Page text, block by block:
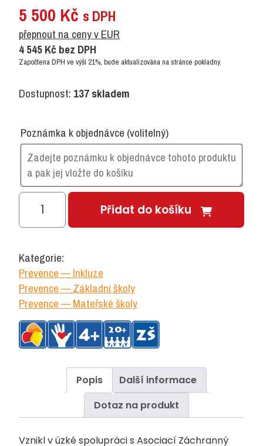
5 500 Kč s DPH
přepnout na ceny v EUR
4 545Kč bez DPH
Započtena DPH ve výši 21%, bude aktualizována na stránce pokladny.
Dostupnost: 137 skladem
Poznámka k objednávce (volitelný)
„PovídejŽížalo“
II.-
Záchranářský
kufřík
množství
Přidat do košíku
Kategorie:
Prevence — Inkluze
Prevence — Základní školy
Prevence — Mateřské školy
Popis
Další informace
Dotaz na produkt
Vznikl v úzké spolupráci s Asociací Záchranný